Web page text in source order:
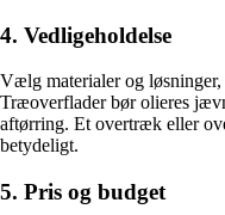
4. Vedligeholdelse
Vælg materialer og
Træoverflader bør olieres
aftørring. Et overtræk eller
betydeligt.
5. Pris og budget